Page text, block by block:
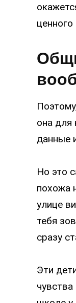
она для
данные
Но это
похожа
улице
тебя
сразу
Эти